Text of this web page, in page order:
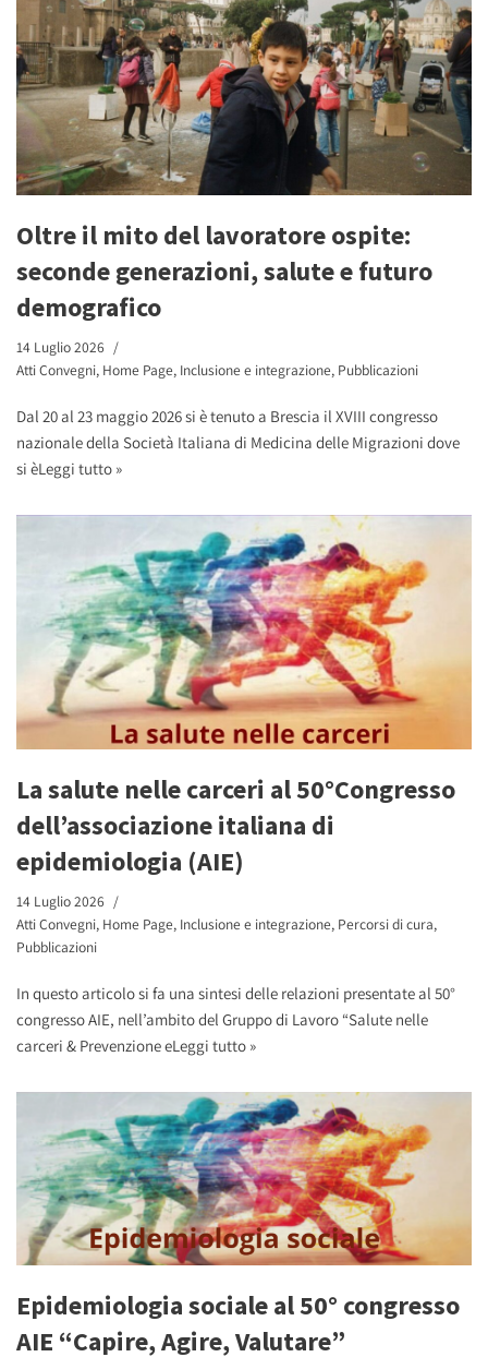
Oltre il mito del lavoratore ospite:
seconde generazioni, salute e futuro
demografico
14 Luglio 2026
Atti Convegni, Home Page, Inclusione e integrazione, Pubblicazioni
Dal 20 al 23 maggio 2026 si è tenuto a Brescia il XVIII congresso
nazionale della Società Italiana di Medicina delle Migrazioni dove
si èLeggi tutto »
La salute nelle carceri al 50°Congresso
dell’associazione italiana di
epidemiologia (AIE)
14 Luglio 2026
Atti Convegni, Home Page, Inclusione e integrazione, Percorsi di cura,
Pubblicazioni
In questo articolo si fa una sintesi delle relazioni presentate al 50°
congresso AIE, nell’ambito del Gruppo di Lavoro “Salute nelle
carceri & Prevenzione eLeggi tutto »
Epidemiologia sociale al 50° congresso
AIE “Capire, Agire, Valutare”